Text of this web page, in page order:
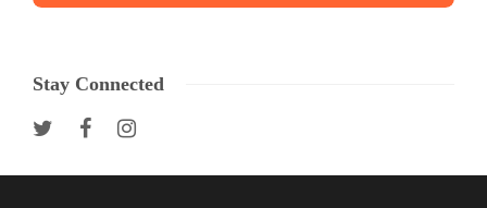
Stay Connected